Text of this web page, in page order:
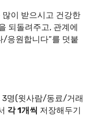
많이 받으시고 건강한
되돌려주고, 관계에
/응원합니다”를 덧붙
3명(윗사람/동료/거래
각 1개씩 저장해두기